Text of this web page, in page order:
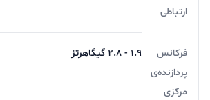
طبیعی و محدوده دینامیکی قابل قبول
بالا است، اما این یک ویژگی معمولی
ارتباطی
فرکانس
پردازنده‌ی
مرکزی
۱.۹ - ۲.۸ گیگاهرتز